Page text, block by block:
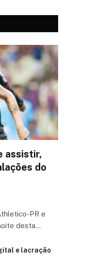
assistir,
do
PR e
desta…
e lacração